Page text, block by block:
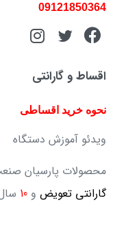
09121850364
اقساط و گارانتی
نحوه خرید اقساطی
ویدئو آموزش دستگاه
محصولات پارسیان
گارانتی تعویض و 10